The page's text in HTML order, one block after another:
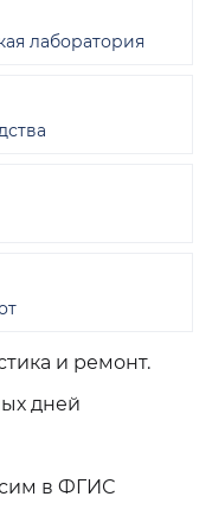
и ремонт.
дней
в ФГИС
лаборатория